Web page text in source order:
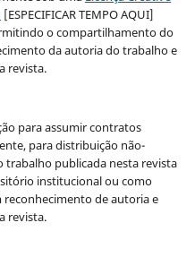
[ESPECIFICAR TEMPO AQUI]
o compartilhamento do
da autoria do trabalho e
revista.
para assumir contratos
para distribuição não-
trabalho publicada nesta revista
institucional ou como
de autoria e
revista.